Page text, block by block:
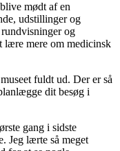
mødt af en
udstillinger og
og
lære mere om medicinsk
fuldt ud. Der er så
dit besøg i
gang i sidste
Jeg lærte så meget